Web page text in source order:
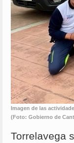
Imagen de las
(Foto: Gobierno de
Torrelavega